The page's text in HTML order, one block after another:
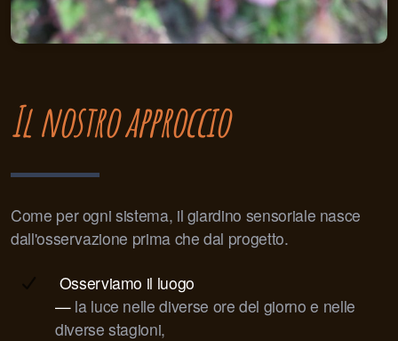
Il nostro approccio
Come per ogni sistema, il giardino sensoriale nasce
dall'osservazione prima che dal progetto.
Osserviamo il luogo
— la luce nelle diverse ore del giorno e nelle
diverse stagioni,